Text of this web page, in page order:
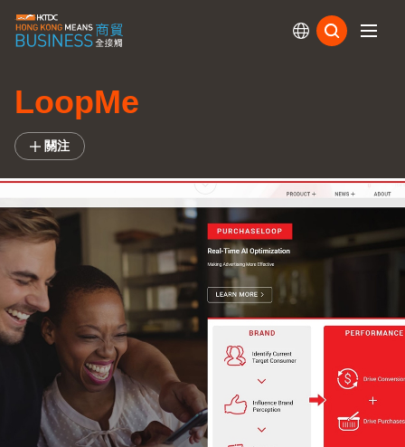
LoopMe
關注